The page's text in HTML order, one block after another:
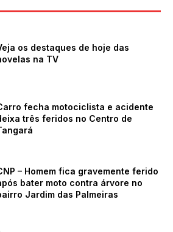
os destaques de hoje das
na TV
fecha motociclista e acidente
três feridos no Centro de
– Homem fica gravemente ferido
bater moto contra árvore no
Jardim das Palmeiras